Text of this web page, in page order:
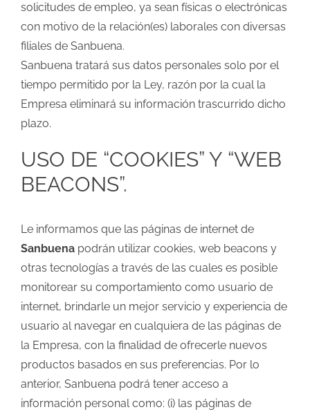
solicitudes de empleo, ya sean físicas o electrónicas
con motivo de la relación(es) laborales con diversas
filiales de Sanbuena.
Sanbuena tratará sus datos personales solo por el
tiempo permitido por la Ley, razón por la cual la
Empresa eliminará su información trascurrido dicho
plazo.
USO DE “COOKIES” Y “WEB
BEACONS”.
Le informamos que las páginas de internet de
Sanbuenapodrán utilizar cookies, web beacons y
otras tecnologías a través de las cuales es posible
monitorear su comportamiento como usuario de
internet, brindarle un mejor servicio y experiencia de
usuario al navegar en cualquiera de las páginas de
la Empresa, con la finalidad de ofrecerle nuevos
productos basados en sus preferencias. Por lo
anterior, Sanbuena podrá tener acceso a
información personal como: (i) las páginas de